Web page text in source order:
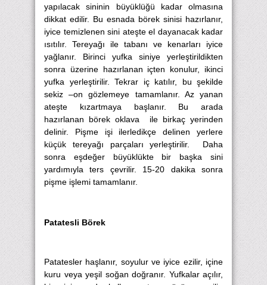
yapılacak sininin büyüklüğü kadar olmasına
dikkat edilir. Bu esnada börek sinisi hazırlanır,
iyice temizlenen sini ateşte el dayanacak kadar
ısıtılır. Tereyağı ile tabanı ve kenarları iyice
yağlanır. Birinci yufka siniye yerleştirildikten
sonra üzerine hazırlanan içten konulur, ikinci
yufka yerleştirilir. Tekrar iç katılır, bu şekilde
sekiz –on gözlemeye tamamlanır. Az yanan
ateşte kızartmaya başlanır. Bu arada
hazırlanan börek oklava ile birkaç yerinden
delinir. Pişme işi ilerledikçe delinen yerlere
küçük tereyağı parçaları yerleştirilir. Daha
sonra eşdeğer büyüklükte bir başka sini
yardımıyla ters çevrilir. 15-20 dakika sonra
pişme işlemi tamamlanır.
Patatesli Börek
Patatesler haşlanır, soyulur ve iyice ezilir, içine
kuru veya yeşil soğan doğranır. Yufkalar açılır,